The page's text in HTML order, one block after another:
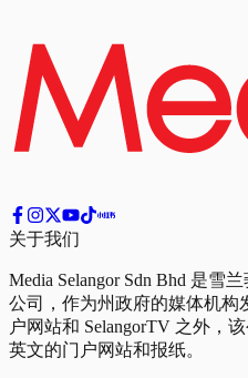
关于我们
Media Selangor Sdn Bhd 是雪
公司，作为州政府的媒体机构
户网站和 SelangorTV 之外，
英文的门户网站和报纸。